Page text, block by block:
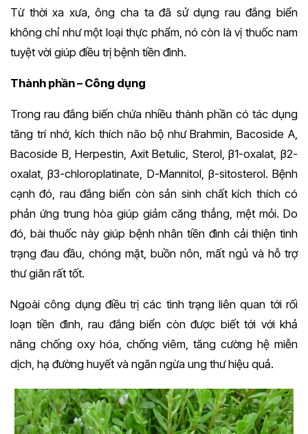
Từ thời xa xưa, ông cha ta đã sử dụng rau đắng biển
không chỉ như một loại thực phẩm, nó còn là vị thuốc nam
tuyệt vời giúp điều trị bệnh tiền đình.
Thành phần – Công dụng
Trong rau đắng biến chứa nhiều thành phần có tác dụng
tăng trí nhớ, kích thích não bộ như Brahmin, Bacoside A,
Bacoside B, Herpestin, Axit Betulic, Sterol,β1-oxalat, β2-
oxalat, β3-chloroplatinate, D-Mannitol, β-sitosterol. Bệnh
cạnh đó, rau đắng biển còn sản sinh chất kích thích có
phản ứng trung hòa giúp giảm căng thẳng, mệt mỏi. Do
đó, bài thuốc này giúp bệnh nhân tiền đình cải thiện tình
trạng đau đầu, chóng mặt, buồn nôn, mất ngủ và hỗ trợ
thư giãn rất tốt.
Ngoài công dụng điều trị các tình trạng liên quan tới rối
loạn tiền đình, rau đắng biển còn được biết tới với khả
năng chống oxy hóa, chống viêm, tăng cường hệ miễn
dịch, hạ đường huyết và ngăn ngừa ung thư hiệu quả.